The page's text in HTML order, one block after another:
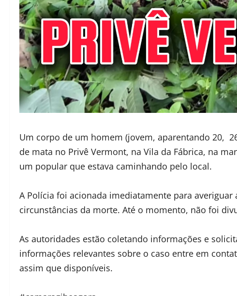
Um corpo de um homem (jovem, aparentando 20,
de mata no Privê Vermont, na Vila da Fábrica, na
um popular que estava caminhando pelo local.
A Polícia foi acionada imediatamente para
circunstâncias da morte. Até o momento, não foi
As autoridades estão coletando informações e
informações relevantes sobre o caso entre em
assim que disponíveis.